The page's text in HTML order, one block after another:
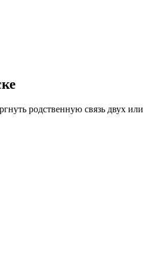
родственную связь двух или